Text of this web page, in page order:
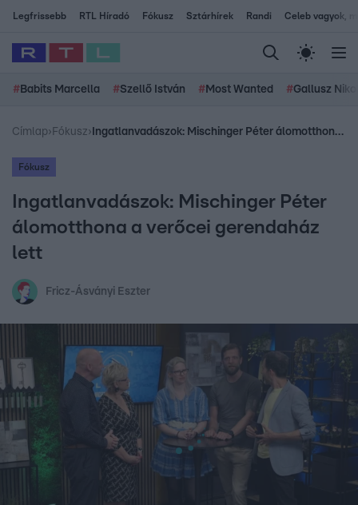
Legfrissebb RTL Híradó Fókusz Sztárhírek Randi Celeb vagyok,
# Babits Marcella #Szellő István # Most Wanted #Gallusz
Címlap› Fókusz› Ingatlanvadászok: Mischinger Péter álomotthona a verőcei gerendaház lett
Fókusz
Ingatlanvadászok: Mischinger Péter
álomotthona a verőcei gerendaház
lett
Fricz-Ásványi Eszter